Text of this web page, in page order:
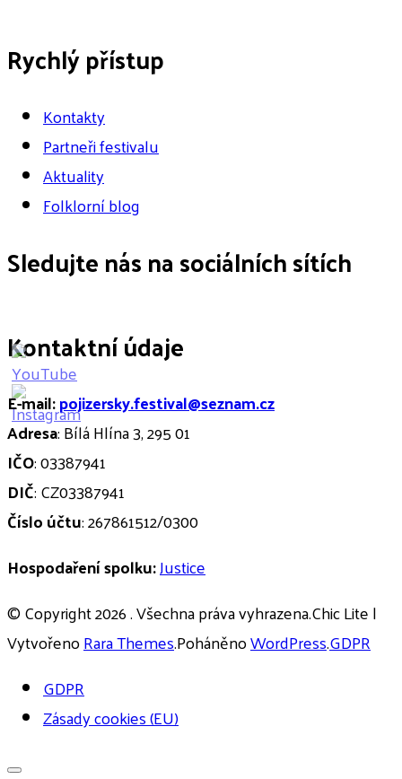
Rychlý přístup
Kontakty
Partneři festivalu
Aktuality
Folklorní blog
Sledujte nás na sociálních sítích
Kontaktní údaje
E-mail:pojizersky.festival@seznam.cz
Adresa: Bílá Hlína 3, 295 01
IČO: 03387941
DIČ: CZ03387941
Číslo účtu: 267861512/0300
Hospodaření spolku:Justice
© Copyright 2026. Všechna práva vyhrazena.Chic Lite |
VytvořenoRara Themes.PoháněnoWordPress.GDPR
GDPR
Zásady cookies (EU)